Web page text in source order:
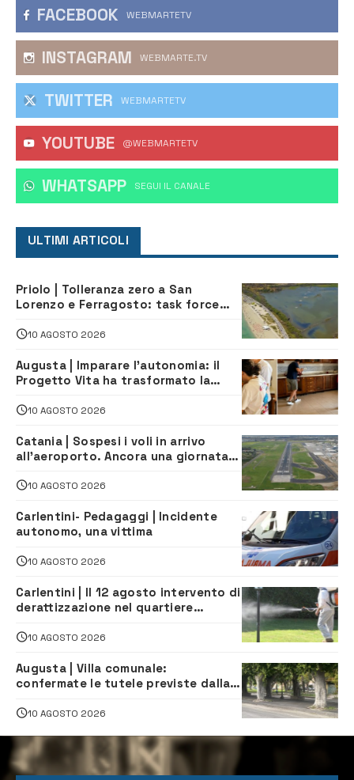
FACEBOOK WEBMARTETV
INSTAGRAM WEBMARTE.TV
TWITTER WEBMARTETV
YOUTUBE @WEBMARTETV
WHATSAPP ‎SEGUI IL CANALE
ULTIMI ARTICOLI
Priolo | Tolleranza zero a San
Lorenzo e Ferragosto: task force
navette gratuite
10 AGOSTO 2026
Augusta | Imparare l’autonomia: il
Progetto Vita ha trasformato la
indipendenza
10 AGOSTO 2026
Catania | Sospesi i voli in arrivo
all’aeroporto. Ancora una giornata
10 AGOSTO 2026
Carlentini- Pedagaggi | Incidente
autonomo, una vittima
10 AGOSTO 2026
Carlentini | Il 12 agosto intervento di
derattizzazione nel quartiere
10 AGOSTO 2026
Augusta | Villa comunale:
confermate le tutele previste dalla
10 AGOSTO 2026